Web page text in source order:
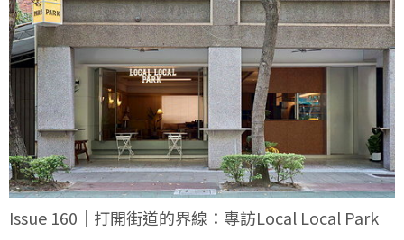
Issue 160｜打開街道的界線：專訪Local Local Park